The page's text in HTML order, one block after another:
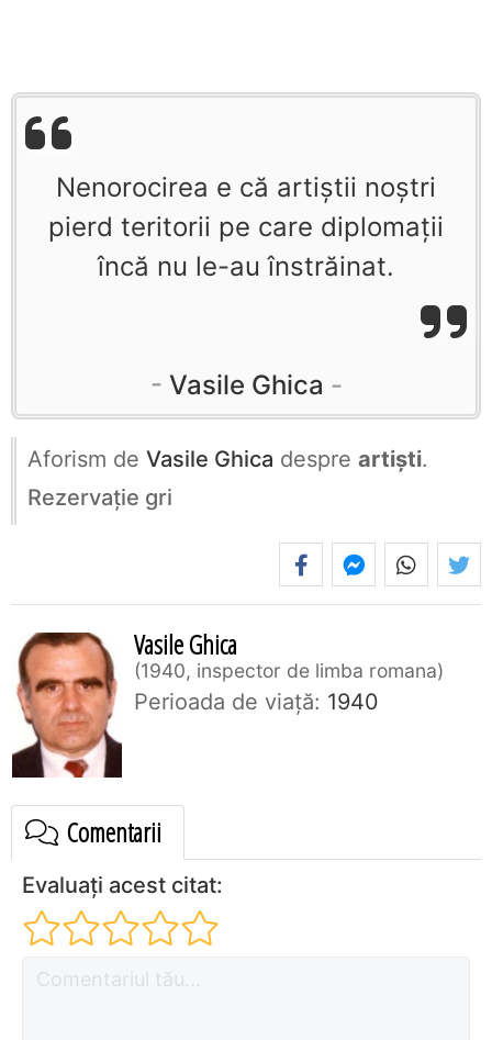
Nenorocirea e că artiştii noştri
pierd teritorii pe care diplomaţii
încă nu le-au înstrăinat.
Vasile Ghica
Aforism de Vasile Ghica despre artiști.
Rezervaţie gri
Vasile Ghica
1940, inspector de limba romana
Perioada de viaţă: 1940
Comentarii
Evaluați acest citat: